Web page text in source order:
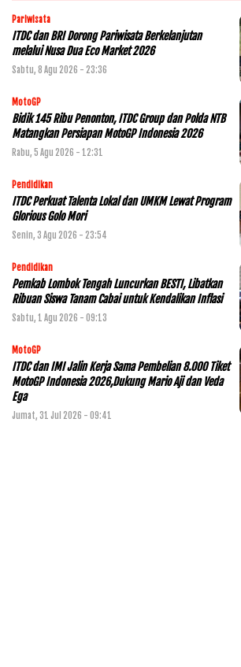
Pariwisata
ITDC dan BRI Dorong Pariwisata Berkelanjutan
melalui Nusa Dua Eco Market 2026
Sabtu, 8 Agu 2026 - 23:36
MotoGP
Bidik 145 Ribu Penonton, ITDC Group dan Polda NTB
Matangkan Persiapan MotoGP Indonesia 2026
Rabu, 5 Agu 2026 - 12:31
Pendidikan
ITDC Perkuat Talenta Lokal dan UMKM Lewat Program
Glorious Golo Mori
Senin, 3 Agu 2026 - 23:54
Pendidikan
Pemkab Lombok Tengah Luncurkan BESTI, Libatkan
Ribuan Siswa Tanam Cabai untuk Kendalikan Inflasi
Sabtu, 1 Agu 2026 - 09:13
MotoGP
ITDC dan IMI Jalin Kerja Sama Pembelian 8.000 Tiket
MotoGP Indonesia 2026,Dukung Mario Aji dan Veda
Ega
Jumat, 31 Jul 2026 - 09:41